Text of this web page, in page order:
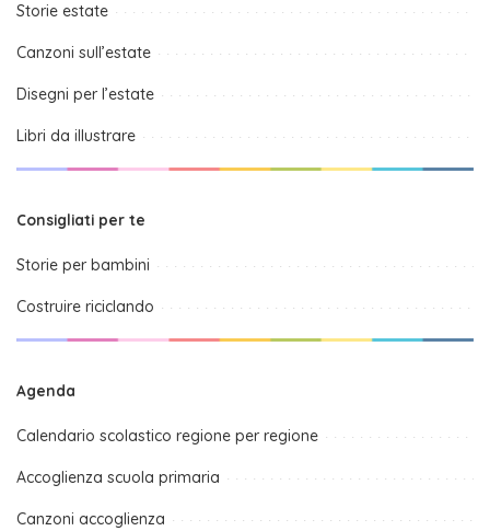
Storie estate
Canzoni sull’estate
Disegni per l’estate
Libri da illustrare
Consigliati per te
Storie per bambini
Costruire riciclando
Agenda
Calendario scolastico regione per regione
Accoglienza scuola primaria
Canzoni accoglienza